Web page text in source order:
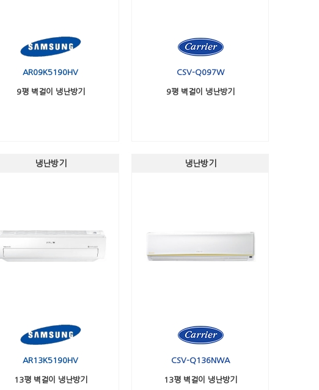
AR09K5190HV
9평 벽걸이 냉난방기
CSV-Q097W
9평 벽걸이 냉난방기
냉난방기
AR13K5190HV
13평 벽걸이 냉난방기
냉난방기
CSV-Q136NWA
13평 벽걸이 냉난방기